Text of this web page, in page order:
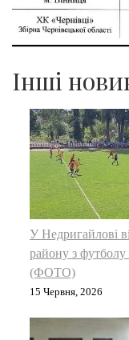
Інші
У Недригайлові
району з футболу
(ФОТО)
15 Червня, 2026